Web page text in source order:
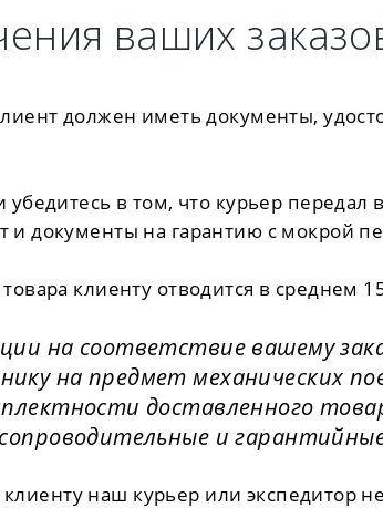
ваших
должен иметь документы,
убедитесь в том, что курьер
и документы на гарантию с мокрой
клиенту отводится в среднем
на соответствие вашему
на предмет механических
доставленного
и
наш курьер или экспедитор